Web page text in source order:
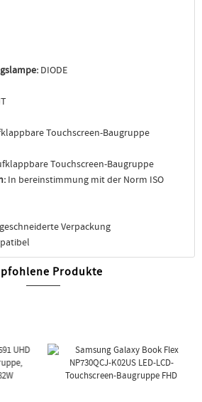
DIODE
Touchscreen-Baugruppe
Touchscreen-Baugruppe
In bereinstimmung mit der Norm ISO
Verpackung
Produkte